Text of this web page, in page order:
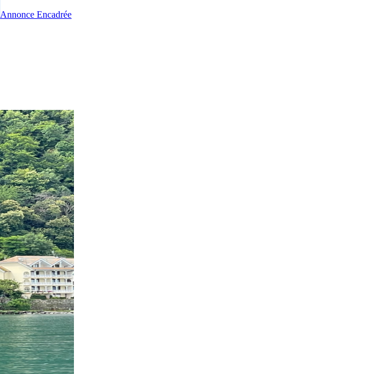
Annonce Encadrée